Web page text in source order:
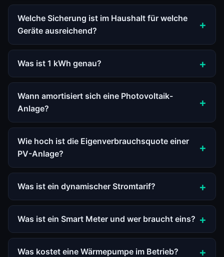
Welche Sicherung ist im Haushalt für welche
Geräte ausreichend?
Was ist 1 kWh genau?
Wann amortisiert sich eine Photovoltaik-
Anlage?
Wie hoch ist die Eigenverbrauchsquote einer
PV-Anlage?
Was ist ein dynamischer Stromtarif?
Was ist ein Smart Meter und wer braucht eins?
Was kostet eine Wärmepumpe im Betrieb?